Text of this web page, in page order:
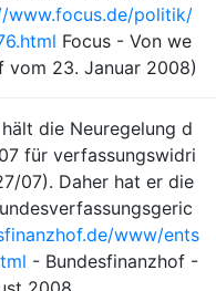
www.focus.de/politik/
Focus - Von we
vom 23. Januar 2008)
die Neuregelung d
für verfassungswidri
07). Daher hat er die
www/ents
- Bundesfinanzhof -